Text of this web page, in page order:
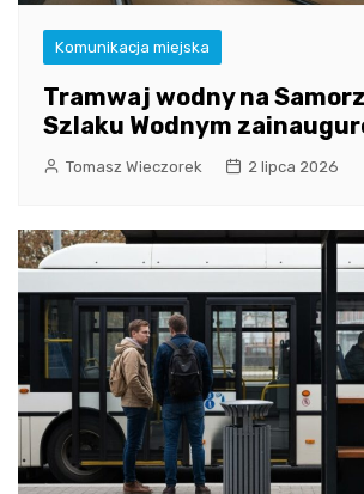
Komunikacja miejska
Tramwaj wodny na
Szlaku Wodnym
Tomasz Wieczorek 2 lipca 2026